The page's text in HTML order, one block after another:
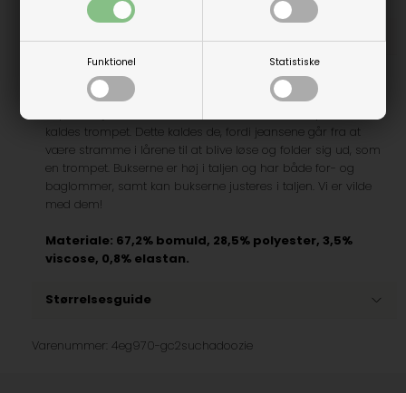
Funktionel Statistiske
Levi's 726 High Rise Flare Jeans
kaldes trompet. Dette kaldes de, fordi jeansene går fra at
være stramme i lårene til at blive løse og folder sig ud, som
en trompet. Bukserne er høj i taljen og har både for- og
baglommer, samt kan bukserne justeres i taljen. Vi er vilde
med dem!
Materiale: 67,2% bomuld, 28,5% polyester, 3,5%
viscose, 0,8% elastan.
Størrelsesguide
Varenummer: 4eg970-gc2suchadoozie